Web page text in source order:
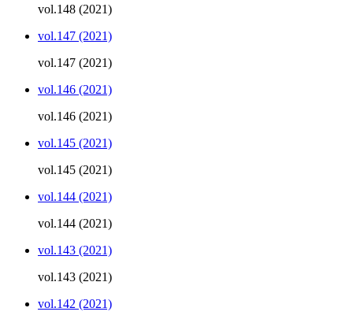
vol.148 (2021)
vol.147 (2021)
vol.147 (2021)
vol.146 (2021)
vol.146 (2021)
vol.145 (2021)
vol.145 (2021)
vol.144 (2021)
vol.144 (2021)
vol.143 (2021)
vol.143 (2021)
vol.142 (2021)